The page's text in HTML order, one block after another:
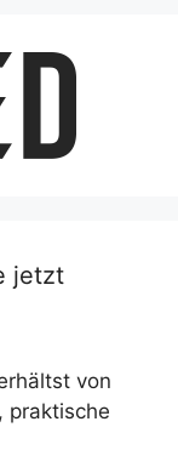
jetzt
von
praktische